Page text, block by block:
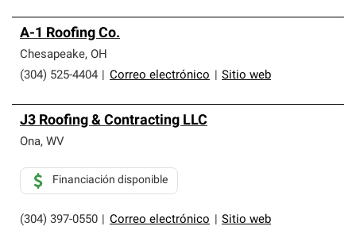
A-1 Roofing Co.
Chesapeake, OH
(304) 525-4404
Correo electrónico Sitio web
J3 Roofing & Contracting LLC
Ona, WV
(304) 397-0550 Correo electrónico Sitio web
Financiación disponible